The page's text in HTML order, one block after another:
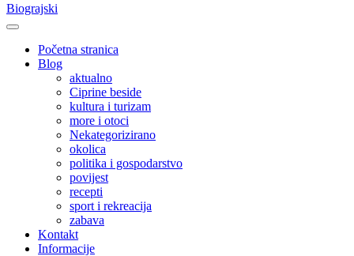
Biograjski
Početna stranica
Blog
aktualno
Ciprine beside
kultura i turizam
more i otoci
Nekategorizirano
okolica
politika i gospodarstvo
povijest
recepti
sport i rekreacija
zabava
Kontakt
Informacije